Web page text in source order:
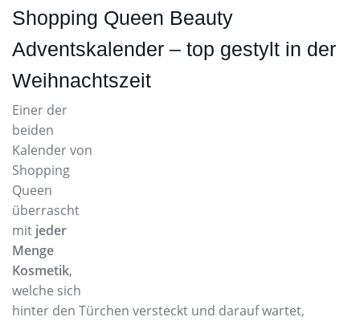
Shopping Queen Beauty
Adventskalender – top gestylt in der
Weihnachtszeit
Einer der
beiden
Kalender von
Shopping
Queen
überrascht
mit jeder
Menge
Kosmetik,
welche sich
hinter den Türchen versteckt und darauf wartet,